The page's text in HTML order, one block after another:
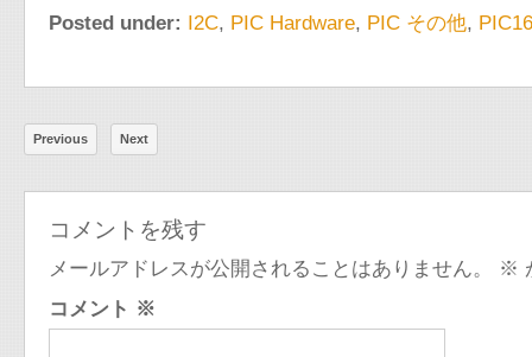
Posted under: I2C, PIC Hardware, PIC その他,
Previous Next
コメントを残す
メールアドレスが公開されることはありません。 ※
コメント ※